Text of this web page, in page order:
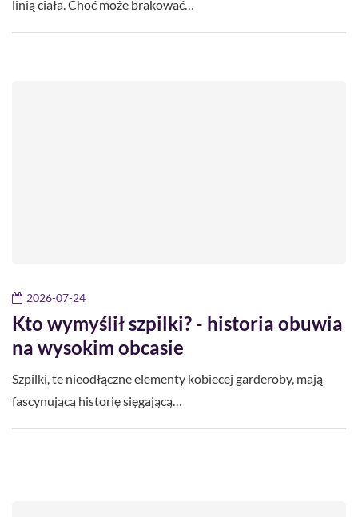
linią ciała. Choć może brakować…
2026-07-24
Kto wymyślił szpilki? - historia obuwia
na wysokim obcasie
Szpilki, te nieodłączne elementy kobiecej garderoby, mają
fascynującą historię sięgającą…